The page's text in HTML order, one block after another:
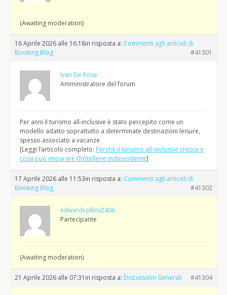
(Awaiting moderation)
16 Aprile 2026 alle 16:18in risposta a: Commenti agli articoli di
Booking Blog
#41301
Ivan De Rose
Amministratore del forum
Per anni il turismo all-inclusive è stato percepito come un
modello adatto soprattutto a determinate destinazioni leisure,
spesso associato a vacanze
[Leggi l’articolo completo: Perché il turismo all-inclusive cresce e
cosa può imparare l’hôtellerie indipendente]
17 Aprile 2026 alle 11:53in risposta a: Commenti agli articoli di
Booking Blog
#41302
edwardcollins2406
Partecipante
(Awaiting moderation)
21 Aprile 2026 alle 07:31 in risposta a: Discussioni Generali #41304